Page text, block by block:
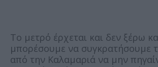
Το μετρό έρχεται και δεν ξέρω
μπορέσουμε να συγκρατήσουμε
από την Καλαμαριά να μην